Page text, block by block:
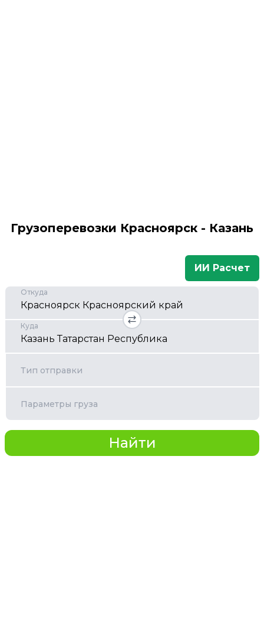
Грузоперевозки Красноярск - Казань
ИИ Расчет
Откуда
Куда
Тип отправки
Параметры груза
Найти